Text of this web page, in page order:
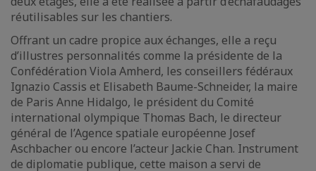
réutilisables sur les chantiers.
Offrant un cadre propice aux échanges, elle a reçu
d’illustres personnalités comme la présidente de la
Confédération Viola Amherd, les conseillers fédéraux
Ignazio Cassis et Elisabeth Baume-Schneider, la maire
de Paris Anne Hidalgo, le président du Comité
international olympique Thomas Bach, le directeur
général de l’Agence spatiale européenne Josef
Aschbacher ou encore l’acteur Jackie Chan. Instrument
de diplomatie publique, cette maison a servi de